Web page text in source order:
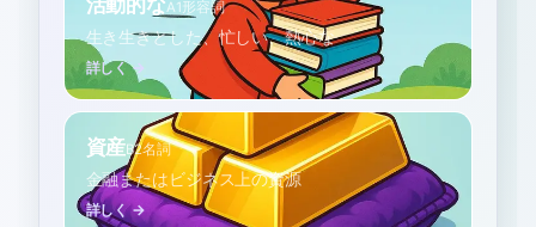
A1形容詞
生き生きとした、忙しい、熱心な
詳しく →
資産B2名詞
金融またはビジネス上の資源
詳しく →